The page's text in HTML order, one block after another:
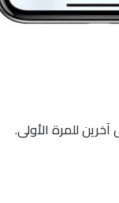
للمرة الأولى.